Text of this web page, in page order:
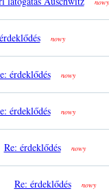
nowy
nowy
érdeklődés nowy
érdeklődés nowy
Re: érdeklődés nowy
Re: érdeklődés nowy